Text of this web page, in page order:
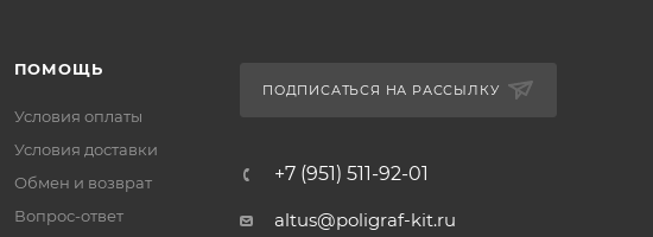
ПОМОЩЬ
Условия оплаты
Условия доставки
Обмен и возврат
Вопрос-ответ
ПОДПИСАТЬСЯ НА РАССЫЛКУ
+7 (951) 511-92-01
altus@poligraf-kit.ru